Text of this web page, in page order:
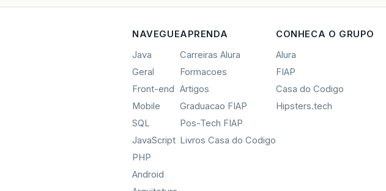
NAVEGUE
Java
Geral
Front-end
Mobile
SQL
JavaScript
PHP
Android
APRENDA
Carreiras Alura
Formacoes
Artigos
Graduacao FIAP
Pos-Tech FIAP
Livros Casa do Codigo
CONHECA O GRUPO
Alura
FIAP
Casa do Codigo
Hipsters.tech